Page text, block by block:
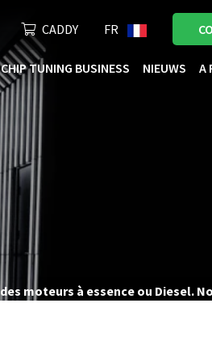
CADDY FR
TUNING BUSINESS NIEUWS A
moteurs à essence ou Diesel.
offrir des fichiers de tuning de